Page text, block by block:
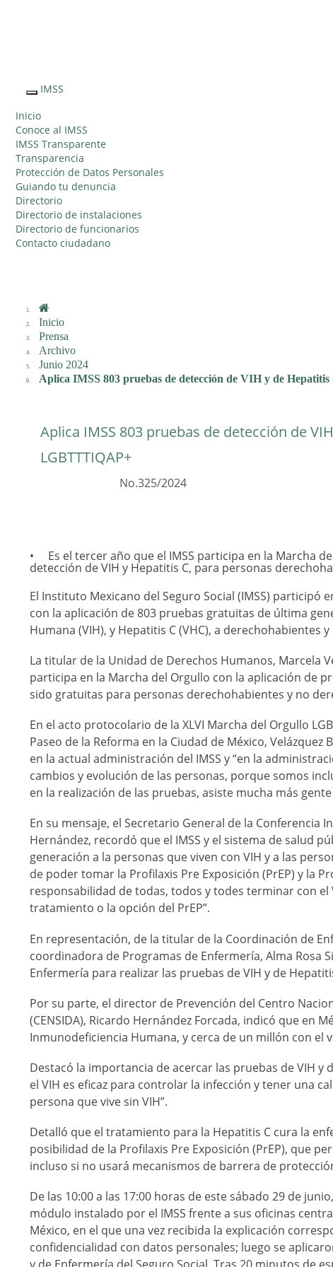
Interruptor
Navegación
IMSS
Inicio
Conoce al IMSS
IMSS Transparente
Transparencia
Protección de Datos Personales
Guiando tu denuncia
Directorio
Directorio de instalaciones
Directorio de funcionarios
Contacto ciudadano
Inicio
Prensa
Archivo
Junio 2024
Aplica IMSS 803 pruebas de detección de VIH y de
Aplica IMSS 803 pruebas de detección de
LGBTTTIQAP+
No.325/2024
Es el tercer año que el IMSS participa en la Marcha
detección de VIH y Hepatitis C, para personas
El Instituto Mexicano del Seguro Social (IMSS) participó
con la aplicación de 803 pruebas gratuitas de última
Humana (VIH), y Hepatitis C (VHC), a derechohabientes
La titular de la Unidad de Derechos Humanos, Marcela
participa en la Marcha del Orgullo con la aplicación de
sido gratuitas para personas derechohabientes y no
En el acto protocolario de la XLVI Marcha del Orgullo
Paseo de la Reforma en la Ciudad de México,
en la actual administración del IMSS y “en la
cambios y evolución de las personas, porque somos
en la realización de las pruebas, asiste mucha más
En su mensaje, el Secretario General de la Conferencia
Hernández, recordó que el IMSS y el sistema de salud
generación a la personas que viven con VIH y a las
de poder tomar la Profilaxis Pre Exposición (PrEP) y la
responsabilidad de todas, todos y todes terminar con
tratamiento o la opción del PrEP”.
En representación, de la titular de la Coordinación de
coordinadora de Programas de Enfermería, Alma Rosa
Enfermería para realizar las pruebas de VIH y de
Por su parte, el director de Prevención del Centro
(CENSIDA), Ricardo Hernández Forcada, indicó que en
Inmunodeficiencia Humana, y cerca de un millón con el
Destacó la importancia de acercar las pruebas de VIH
el VIH es eficaz para controlar la infección y tener una
persona que vive sin VIH”.
Detalló que el tratamiento para la Hepatitis C cura la
posibilidad de la Profilaxis Pre Exposición (PrEP), que
incluso si no usará mecanismos de barrera de
De las 10:00 a las 17:00 horas de este sábado 29 de
módulo instalado por el IMSS frente a sus oficinas
México, en el que una vez recibida la explicación
confidencialidad con datos personales; luego se